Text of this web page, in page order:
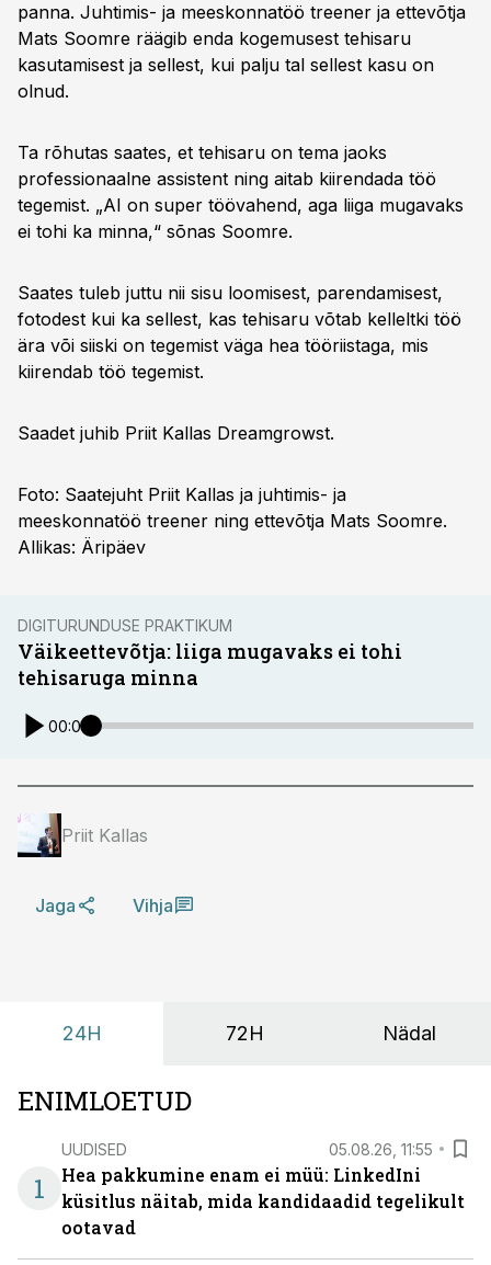
panna. Juhtimis- ja meeskonnatöö treener ja ettevõtja
Mats Soomre räägib enda kogemusest tehisaru
kasutamisest ja sellest, kui palju tal sellest kasu on
olnud.
Ta rõhutas saates, et tehisaru on tema jaoks
professionaalne assistent ning aitab kiirendada töö
tegemist. „AI on super töövahend, aga liiga mugavaks
ei tohi ka minna,“ sõnas Soomre.
Saates tuleb juttu nii sisu loomisest, parendamisest,
fotodest kui ka sellest, kas tehisaru võtab kelleltki töö
ära või siiski on tegemist väga hea tööriistaga, mis
kiirendab töö tegemist.
Saadet juhib Priit Kallas Dreamgrowst.
Foto: Saatejuht Priit Kallas ja juhtimis- ja
meeskonnatöö treener ning ettevõtja Mats Soomre.
Allikas: Äripäev
DIGITURUNDUSE PRAKTIKUM
Väikeettevõtja: liiga mugavaks ei tohi
tehisaruga minna
00:00
Priit Kallas
Jaga Vihja
24H 72H Nädal
ENIMLOETUD
1
UUDISED 05.08.26, 11:55
Hea pakkumine enam ei müü: LinkedIni
küsitlus näitab, mida kandidaadid tegelikult
ootavad